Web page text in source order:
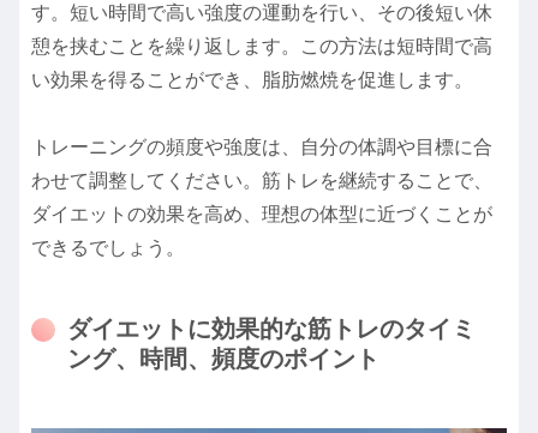
す。短い時間で高い強度の運動を行い、その後短い休
憩を挟むことを繰り返します。この方法は短時間で高
い効果を得ることができ、脂肪燃焼を促進します。
トレーニングの頻度や強度は、自分の体調や目標に合
わせて調整してください。筋トレを継続することで、
ダイエットの効果を高め、理想の体型に近づくことが
できるでしょう。
ダイエットに効果的な筋トレのタイミ
ング、時間、頻度のポイント